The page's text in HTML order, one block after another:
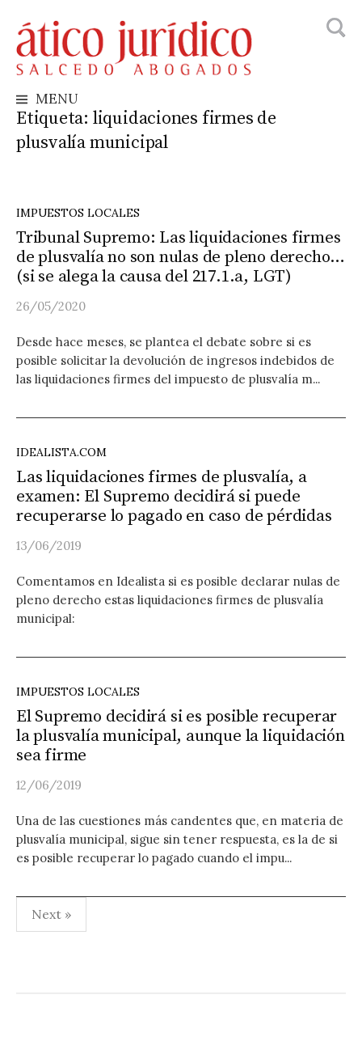
to
content
MENU
Etiqueta: liquidaciones firmes de
plusvalía municipal
IMPUESTOS LOCALES
Tribunal Supremo: Las liquidaciones firmes
de plusvalía no son nulas de pleno derecho…
(si se alega la causa del 217.1.a, LGT)
26/05/2020
Desde hace meses, se plantea el debate sobre si es
posible solicitar la devolución de ingresos indebidos de
las liquidaciones firmes del impuesto de plusvalía m...
IDEALISTA.COM
Las liquidaciones firmes de plusvalía, a
examen: El Supremo decidirá si puede
recuperarse lo pagado en caso de pérdidas
13/06/2019
Comentamos en Idealista si es posible declarar nulas de
pleno derecho estas liquidaciones firmes de plusvalía
municipal:
IMPUESTOS LOCALES
El Supremo decidirá si es posible recuperar
la plusvalía municipal, aunque la liquidación
sea firme
12/06/2019
Una de las cuestiones más candentes que, en materia de
plusvalía municipal, sigue sin tener respuesta, es la de si
es posible recuperar lo pagado cuando el impu...
Paginación
de
Next »